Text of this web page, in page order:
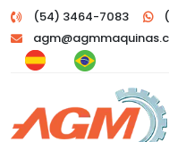
(54) 3464-7083